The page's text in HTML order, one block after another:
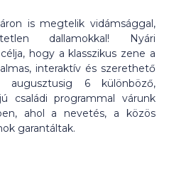
is megtelik vidámsággal,
dallamokkal! Nyári
hogy a klasszikus zene a
interaktív és szerethető
augusztusig 6 különböző,
családi programmal várunk
ahol a nevetés, a közös
garantáltak.